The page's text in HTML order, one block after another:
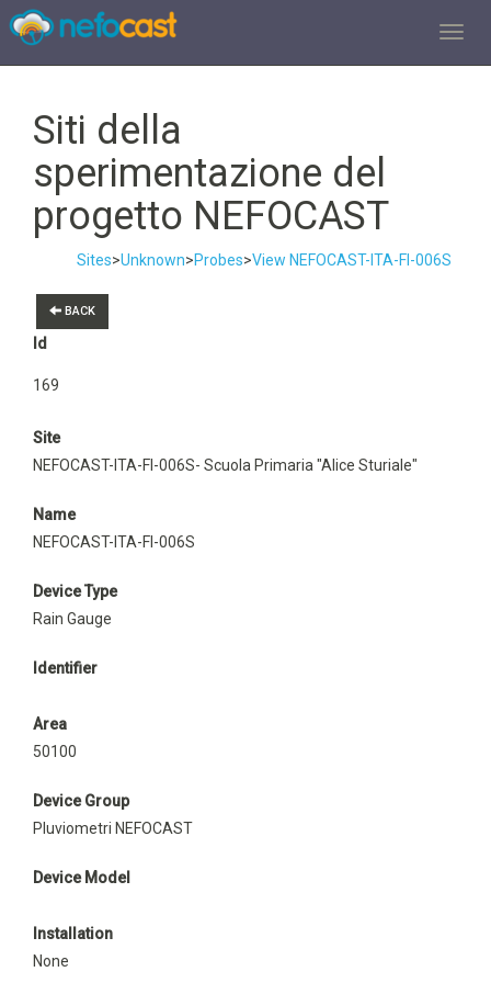
Siti della
sperimentazione del
progetto NEFOCAST
Sites>Unknown>Probes>View NEFOCAST-ITA-FI-006S
BACK
Id
169
Site
NEFOCAST-ITA-FI-006S- Scuola Primaria "Alice Sturiale"
Name
NEFOCAST-ITA-FI-006S
Device Type
Rain Gauge
Identifier
Area
50100
Device Group
Pluviometri NEFOCAST
Device Model
Installation
None